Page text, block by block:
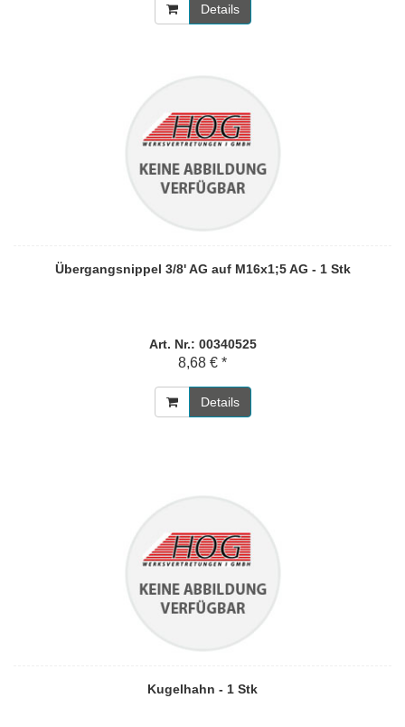
Details
Übergangsnippel 3/8' AG auf M16x1;5 AG - 1 Stk
Art. Nr.: 00340525
8,68 € *
Details
Kugelhahn - 1 Stk